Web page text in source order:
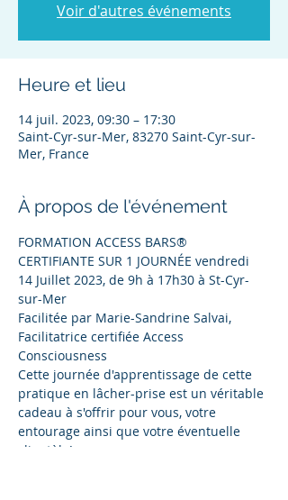
Voir d'autres événements
Heure et lieu
14 juil. 2023, 09:30 – 17:30
Saint-Cyr-sur-Mer, 83270 Saint-Cyr-sur-
Mer, France
À propos de l'événement
FORMATION ACCESS BARS®
CERTIFIANTE SUR 1 JOURNÉE vendredi
14 Juillet 2023, de 9h à 17h30 à St-Cyr-
sur-Mer
Facilitée par Marie-Sandrine Salvai,
Facilitatrice certifiée Access
Consciousness
Cette journée d'apprentissage de cette
pratique en lâcher-prise est un véritable
cadeau à s'offrir pour vous, votre
entourage ainsi que votre éventuelle
clientèle!